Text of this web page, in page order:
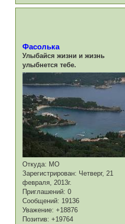
Фасолька
Улыбайся жизни и жизнь
улыбнется тебе.
Откуда: МО
Зарегистрирован: Четверг, 21
февраля, 2013г.
Приглашений: 0
Сообщений: 19136
Уважение: +18876
Позитив: +19764